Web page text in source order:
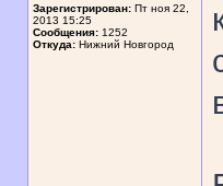
Зарегистрирован: Пт ноя 22,
2013 15:25
Сообщения: 1252
Откуда: Нижний Новгород